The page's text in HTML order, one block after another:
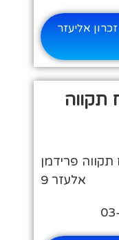
אליעזר
פרידמן
אלעזר 9